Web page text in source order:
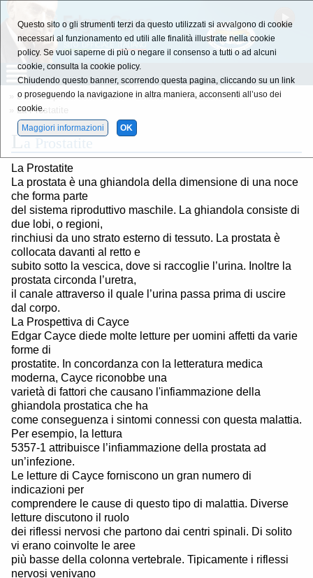
L'Enciclopedia della Salute » Lettera - P - »Lettera - P -
» La Prostatite
La Prostatite
La Prostatite
La prostata è una ghiandola della dimensione di una noce
che forma parte
del sistema riproduttivo maschile. La ghiandola consiste di
due lobi, o regioni,
rinchiusi da uno strato esterno di tessuto. La prostata è
collocata davanti al retto e
subito sotto la vescica, dove si raccoglie l’urina. Inoltre la
prostata circonda l’uretra,
il canale attraverso il quale l’urina passa prima di uscire
dal corpo.
La Prospettiva di Cayce
Edgar Cayce diede molte letture per uomini affetti da varie
forme di
prostatite. In concordanza con la letteratura medica
moderna, Cayce riconobbe una
varietà di fattori che causano l'infiammazione della
ghiandola prostatica che ha
come conseguenza i sintomi connessi con questa malattia.
Per esempio, la lettura
5357-1 attribuisce l’infiammazione della prostata ad
un’infezione.
Le letture di Cayce forniscono un gran numero di
indicazioni per
comprendere le cause di questo tipo di malattia. Diverse
letture discutono il ruolo
dei riflessi nervosi che partono dai centri spinali. Di solito
vi erano coinvolte le aree
più basse della colonna vertebrale. Tipicamente i riflessi
nervosi venivano
Questo sito o gli strumenti terzi da questo utilizzati si avvalgono di cookie
necessari al funzionamento ed utili alle finalità illustrate nella cookie
policy. Se vuoi saperne di più o negare il consenso a tutti o ad alcuni
cookie, consulta la cookie policy.
Chiudendo questo banner, scorrendo questa pagina, cliccando su un link
o proseguendo la navigazione in altra maniera, acconsenti all’uso dei
cookie.
Maggiori informazioni
OK